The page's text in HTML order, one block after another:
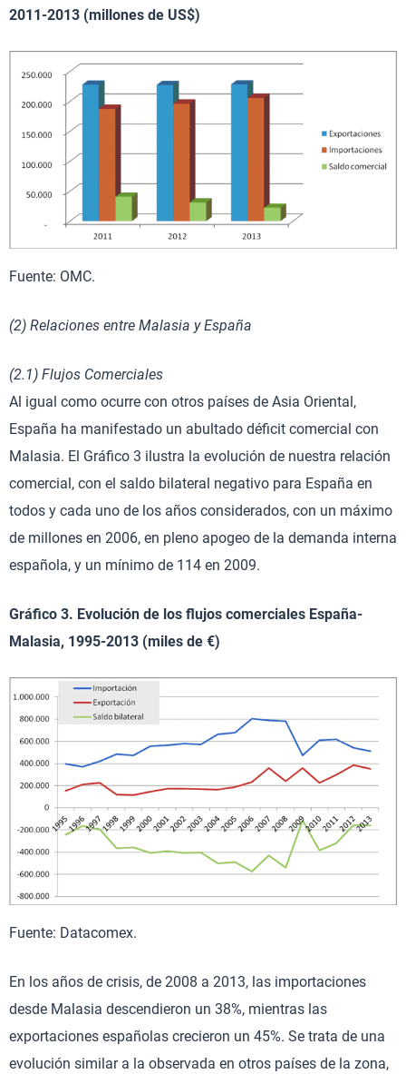
2011-2013 (millones de US$)
Fuente: OMC.
(2) Relaciones entre Malasia y España
(2.1) Flujos Comerciales
Al igual como ocurre con otros países de Asia Oriental,
España ha manifestado un abultado déficit comercial con
Malasia. El Gráfico 3 ilustra la evolución de nuestra relación
comercial, con el saldo bilateral negativo para España en
todos y cada uno de los años considerados, con un máximo
de millones en 2006, en pleno apogeo de la demanda interna
española, y un mínimo de 114 en 2009.
Gráfico 3. Evolución de los flujos comerciales España-
Malasia, 1995-2013 (miles de €)
Fuente: Datacomex.
En los años de crisis, de 2008 a 2013, las importaciones
desde Malasia descendieron un 38%, mientras las
exportaciones españolas crecieron un 45%. Se trata de una
evolución similar a la observada en otros países de la zona,